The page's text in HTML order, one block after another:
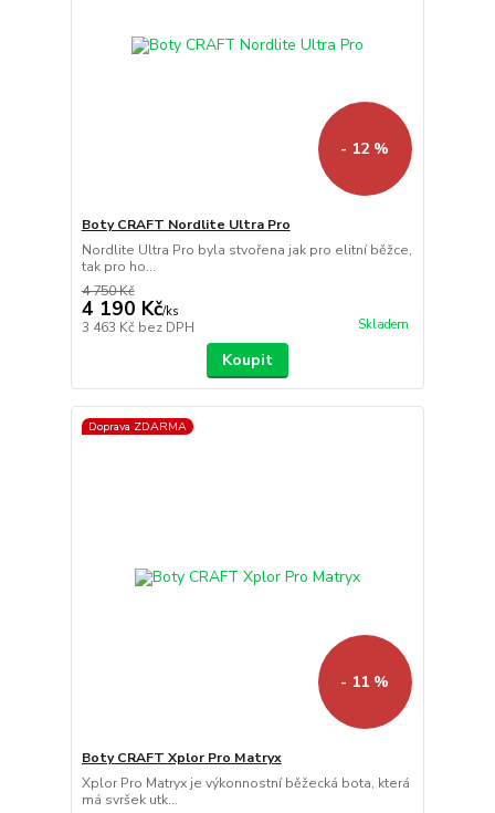
- 12 %
Boty CRAFT Nordlite Ultra Pro
Nordlite Ultra Pro byla stvořena jak pro elitní běžce,
tak pro ho...
4 750 Kč
4 190 Kč/ks
3 463 Kč bez DPH Skladem
Koupit
Doprava ZDARMA
- 11 %
Boty CRAFT Xplor Pro Matryx
Xplor Pro Matryx je výkonnostní běžecká bota, která
má svršek utk...